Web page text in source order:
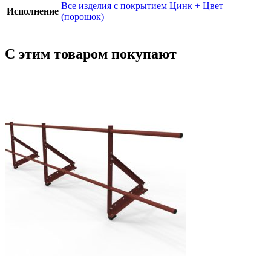
Исполнение
Все изделия с покрытием Цинк + Цвет
(порошок)
С этим товаром покупают